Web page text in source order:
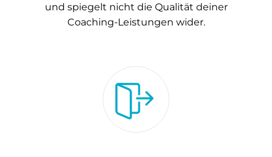
und spiegelt nicht die Qualität deiner
Coaching-Leistungen wider.